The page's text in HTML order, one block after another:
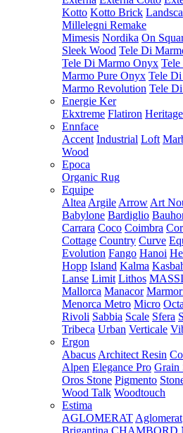
Kotto Kotto Brick
Millelegni Remake
Mimesis Nordika On
Sleek Wood Tele Di
Tele Di Marmo Onyx
Marmo Pure Onyx Tele
Marmo Revolution Tele
Energie Ker
Ekxtreme Flatiron Heritage
Ennface
Accent Industrial Loft
Wood
Epoca
Organic Rug
Equipe
Altea Argile Arrow Art
Babylone Bardiglio
Carrara Coco Coimbra
Cottage Country Curve
Evolution Fango Hanoi
Hopp Island Kalma
Lanse Limit Lithos
Mallorca Manacor
Menorca Metro Micro
Rivoli Sabbia Scale Sfera
Tribeca Urban Verticale
Ergon
Abacus Architect Resin
Alpen Elegance Pro Grain
Oros Stone Pigmento
Wood Talk Woodtouch
Estima
AGLOMERAT Aglomerat